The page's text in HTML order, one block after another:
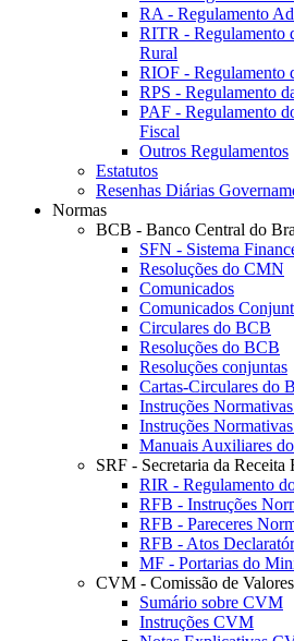
RA - Regulamento
RITR - Regulamento
Rural
RIOF - Regulamento
RPS - Regulamento
PAF - Regulamento
Fiscal
Outros Regulamentos
Estatutos
Resenhas Diárias
Normas
BCB - Banco Central do
SFN - Sistema
Resoluções do CMN
Comunicados
Comunicados
Circulares do BCB
Resoluções do BCB
Resoluções conjuntas
Cartas-Circulares do
Instruções
Instruções
Manuais Auxiliares
SRF - Secretaria da Receita
RIR - Regulamento
RFB - Instruções
RFB - Pareceres
RFB - Atos
MF - Portarias do
CVM - Comissão de
Sumário sobre CVM
Instruções CVM